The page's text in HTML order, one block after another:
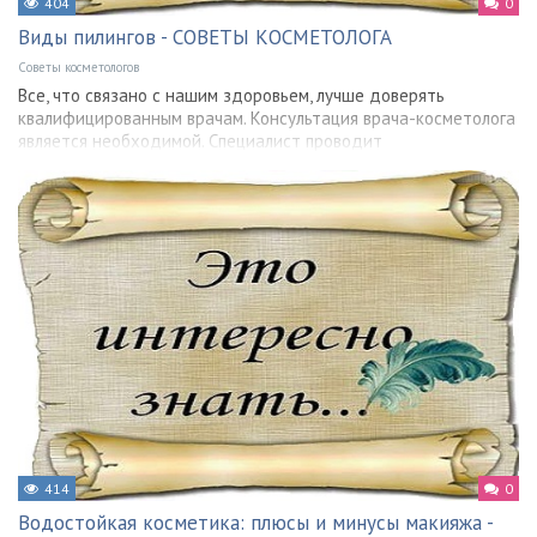
Виды пилингов - СОВЕТЫ КОСМЕТОЛОГА
Советы косметологов
Все, что связано с нашим здоровьем, лучше доверять
квалифицированным врачам. Консультация врача-косметолога
является необходимой. Специалист проводит
414 0
Водостойкая косметика: плюсы и минусы макияжа -